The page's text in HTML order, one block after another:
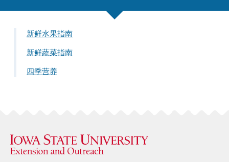
新鲜水果指南
新鲜蔬菜指南
四季营养